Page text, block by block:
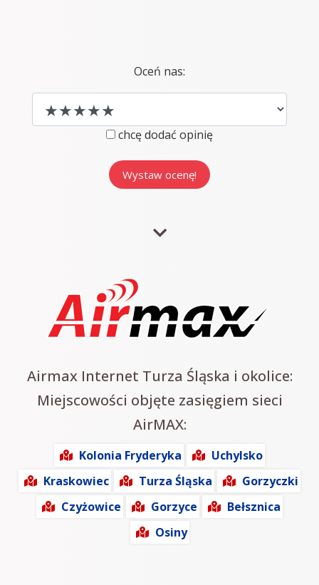
Oceń nas:
chcę dodać opinię
Airmax Internet Turza Śląska i okolice:
Miejscowości objęte zasięgiem sieci
AirMAX:
Kolonia Fryderyka
Uchylsko
Kraskowiec
Turza Śląska
Gorzyczki
Czyżowice
Gorzyce
Bełsznica
Osiny